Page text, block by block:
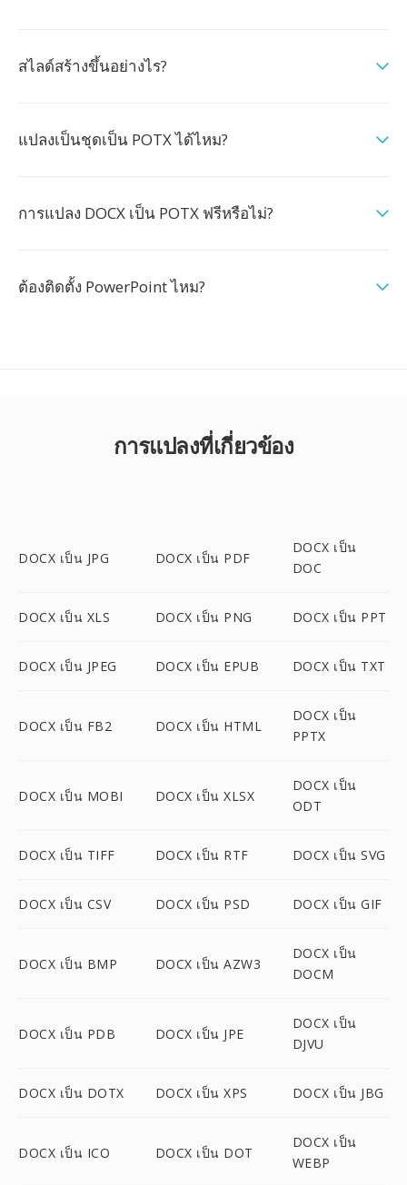
สไลด์สร้างขึ้นอย่างไร?
แปลงเป็นชุดเป็น POTX ได้ไหม?
การแปลง DOCX เป็น POTX ฟรีหรือไม่?
ต้องติดตั้ง PowerPoint ไหม?
การแปลงที่เกี่ยวข้อง
DOCX เป็น JPG DOCX เป็น PDF
DOCX เป็น
DOC
DOCX เป็น XLS DOCX เป็น PNG DOCX เป็น PPT
DOCX เป็น JPEG DOCX เป็น EPUB DOCX เป็น TXT
DOCX เป็น FB2 DOCX เป็น HTML
DOCX เป็น
PPTX
DOCX เป็น MOBI DOCX เป็น XLSX
DOCX เป็น
ODT
DOCX เป็น TIFF DOCX เป็น RTF DOCX เป็น SVG
DOCX เป็น CSV DOCX เป็น PSD DOCX เป็น GIF
DOCX เป็น BMP DOCX เป็น AZW3
DOCX เป็น
DOCM
DOCX เป็น PDB DOCX เป็น JPE
DOCX เป็น
DJVU
DOCX เป็น DOTX DOCX เป็น XPS DOCX เป็น JBG
DOCX เป็น ICO DOCX เป็น DOT
DOCX เป็น
WEBP